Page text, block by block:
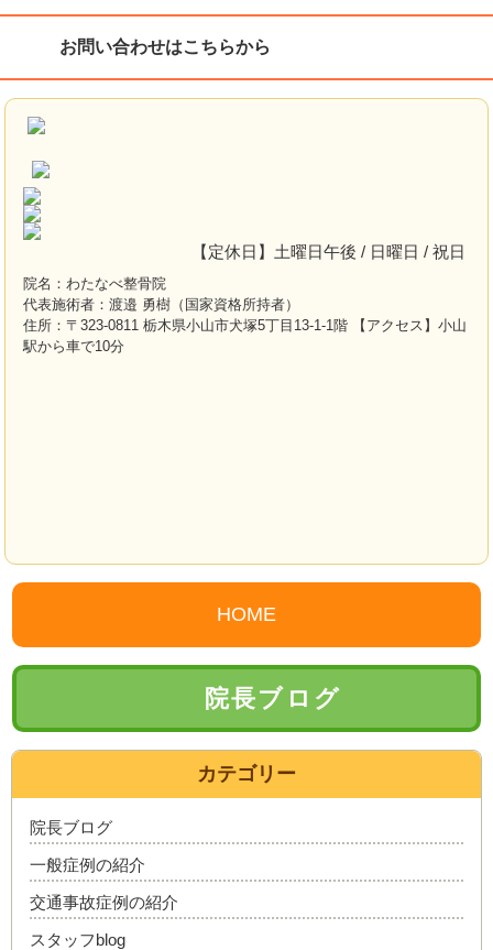
お問い合わせはこちらから
【定休日】土曜日午後 / 日曜日 / 祝日
院名：わたなべ整骨院
代表施術者：渡邉 勇樹（国家資格所持者）
住所：〒323-0811 栃木県小山市犬塚5丁目13-1-1階 【アクセス】小山
駅から車で10分
HOME
院長ブログ
カテゴリー
院長ブログ
一般症例の紹介
交通事故症例の紹介
スタッフblog